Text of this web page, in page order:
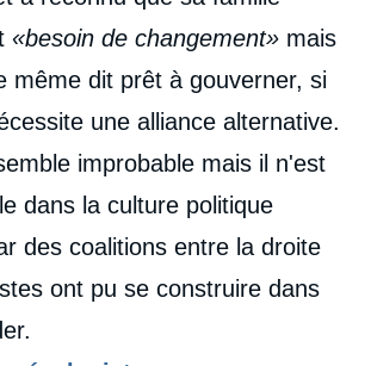
«besoin de changement» mais
même dit prêt à gouverner, si
une alliance alternative.
improbable mais il n'est
dans la culture politique
des coalitions entre la droite
ont pu se construire dans